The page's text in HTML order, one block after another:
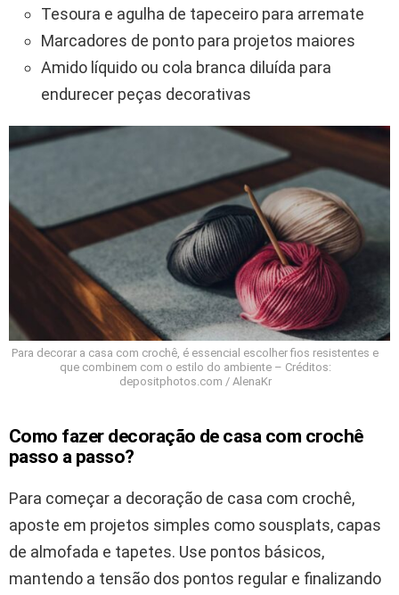
Tesoura e agulha de tapeceiro para arremate
Marcadores de ponto para projetos maiores
Amido líquido ou cola branca diluída para
endurecer peças decorativas
Para decorar a casa com crochê, é essencial escolher fios resistentes e
que combinem com o estilo do ambiente – Créditos:
depositphotos.com / AlenaKr
Como fazer decoração de casa com crochê
passo a passo?
Para começar a decoração de casa com crochê,
aposte em projetos simples como sousplats, capas
de almofada e tapetes. Use pontos básicos,
mantendo a tensão dos pontos regular e finalizando